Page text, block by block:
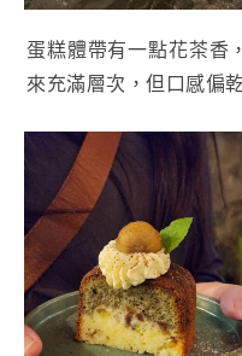
蛋糕體帶有一點花茶香
來充滿層次，但口感偏